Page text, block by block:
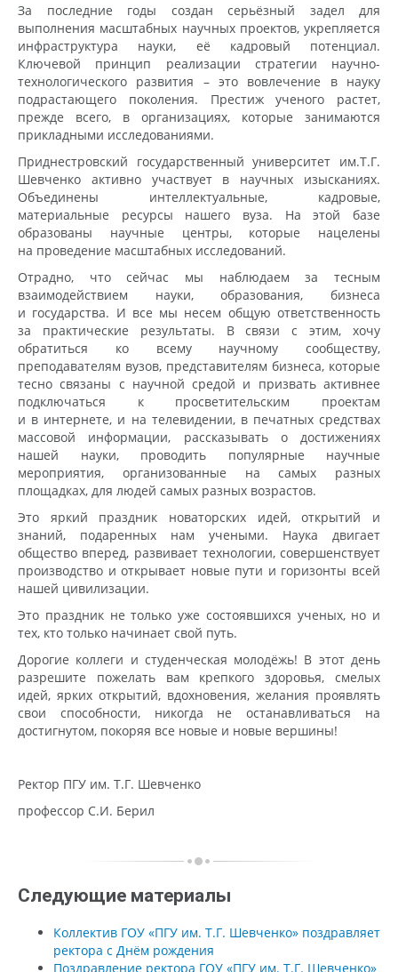
За последние годы создан серьёзный задел для
выполнения масштабных научных проектов, укрепляется
инфраструктура науки, её кадровый потенциал.
Ключевой принцип реализации стратегии научно-
технологического развития – это вовлечение в науку
подрастающего поколения. Престиж ученого растет,
прежде всего, в организациях, которые занимаются
прикладными исследованиями.
Приднестровский государственный университет им.Т.Г.
Шевченко активно участвует в научных изысканиях.
Объединены интеллектуальные, кадровые,
материальные ресурсы нашего вуза. На этой базе
образованы научные центры, которые нацелены
на проведение масштабных исследований.
Отрадно, что сейчас мы наблюдаем за тесным
взаимодействием науки, образования, бизнеса
и государства. И все мы несем общую ответственность
за практические результаты. В связи с этим, хочу
обратиться ко всему научному сообществу,
преподавателям вузов, представителям бизнеса, которые
тесно связаны с научной средой и призвать активнее
подключаться к просветительским проектам
и в интернете, и на телевидении, в печатных средствах
массовой информации, рассказывать о достижениях
нашей науки, проводить популярные научные
мероприятия, организованные на самых разных
площадках, для людей самых разных возрастов.
Это яркий праздник новаторских идей, открытий и
знаний, подаренных нам учеными. Наука двигает
общество вперед, развивает технологии, совершенствует
производство и открывает новые пути и горизонты всей
нашей цивилизации.
Это праздник не только уже состоявшихся ученых, но и
тех, кто только начинает свой путь.
Дорогие коллеги и студенческая молодёжь! В этот день
разрешите пожелать вам крепкого здоровья, смелых
идей, ярких открытий, вдохновения, желания проявлять
свои способности, никогда не останавливаться на
достигнутом, покоряя все новые и новые вершины!
Ректор ПГУ им. Т.Г. Шевченко
профессор С.И. Берил
Следующие материалы
Коллектив ГОУ «ПГУ им. Т.Г. Шевченко» поздравляет
ректора с Днём рождения
Поздравление ректора ГОУ «ПГУ им. Т.Г. Шевченко»